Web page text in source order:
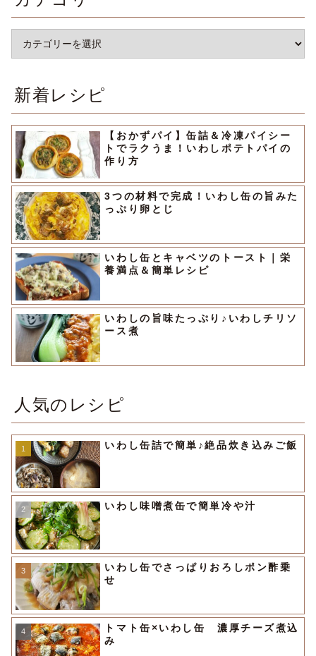
新着レシピ
【おかずパイ】缶詰＆冷凍パイシー
トでラクうま！いわしポテトパイの
作り方
3つの材料で完成！いわし缶の旨みた
っぷり卵とじ
いわし缶とキャベツのトースト｜栄
養満点＆簡単レシピ
いわしの旨味たっぷり♪いわしチリソ
ース煮
人気のレシピ
いわし缶詰で簡単♪絶品炊き込みご飯
いわし味噌煮缶で簡単冷や汁
いわし缶でさっぱりおろしポン酢乗
せ
トマト缶×いわし缶 濃厚チーズ煮込
み